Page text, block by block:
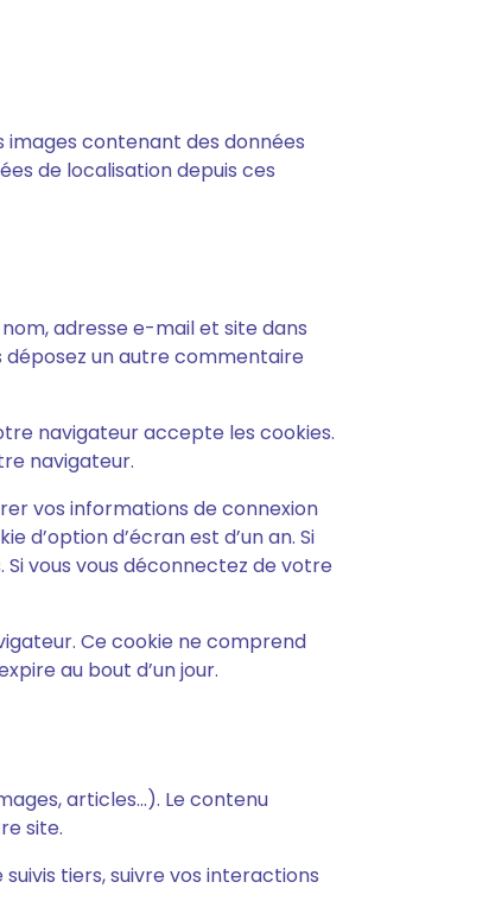
images contenant des données
de localisation depuis ces
adresse e-mail et site dans
déposez un autre commentaire
navigateur accepte les cookies.
navigateur.
vos informations de connexion
d’option d’écran est d’un an. Si
vous vous déconnectez de votre
Ce cookie ne comprend
au bout d’un jour.
articles…). Le contenu
site.
tiers, suivre vos interactions